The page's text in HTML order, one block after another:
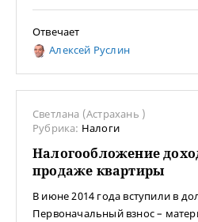
Отвечает
Алексей Руслин
Светлана (Астрахань )
Рубрика: Налоги
Налогообложение
продаже квартиры
В июне 2014 года вступили в
Первоначальный взнос –